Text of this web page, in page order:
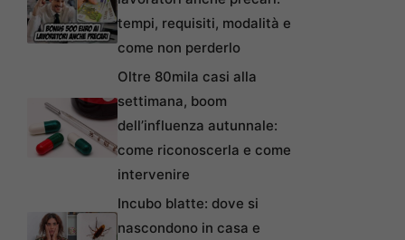
tempi, requisiti, modalità e
come non perderlo
Oltre 80mila casi alla
settimana, boom
dell’influenza autunnale:
come riconoscerla e come
intervenire
Incubo blatte: dove si
nascondono in casa e